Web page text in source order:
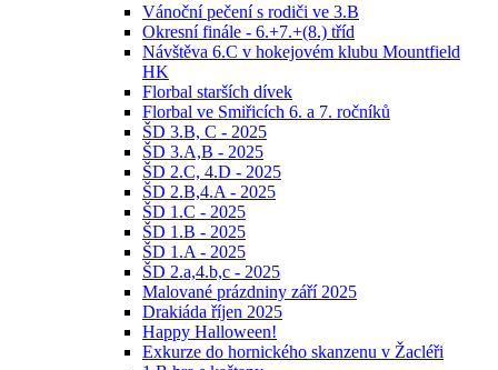
Vánoční pečení s rodiči ve 3.B
Okresní finále - 6.+7.+(8.) tříd
Návštěva 6.C v hokejovém klubu Mountfield
HK
Florbal starších dívek
Florbal ve Smiřicích 6. a 7. ročníků
ŠD 3.B, C - 2025
ŠD 3.A,B - 2025
ŠD 2.C, 4.D - 2025
ŠD 2.B,4.A - 2025
ŠD 1.C - 2025
ŠD 1.B - 2025
ŠD 1.A - 2025
ŠD 2.a,4.b,c - 2025
Malované prázdniny září 2025
Drakiáda říjen 2025
Happy Halloween!
Exkurze do hornického skanzenu v Žacléři